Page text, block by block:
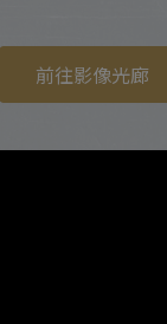
前往影像光廊